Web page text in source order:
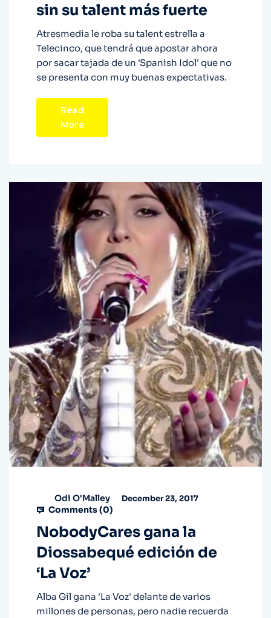
sin su talent más fuerte
Atresmedia le roba su talent estrella a
Telecinco, que tendrá que apostar ahora
por sacar tajada de un 'Spanish Idol' que no
se presenta con muy buenas expectativas.
Read
More
Odi O'Malley December 23, 2017
Comments (0)
NobodyCares gana la
Diossabequé edición de
‘La Voz’
Alba Gil gana 'La Voz' delante de varios
millones de personas, pero nadie recuerda